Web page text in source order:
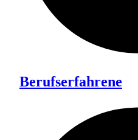
Berufserfahrene